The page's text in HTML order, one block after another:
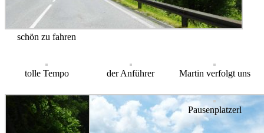
schön zu fahren
tolle Tempo der Anführer Martin verfolgt uns
Pausenplatzerl